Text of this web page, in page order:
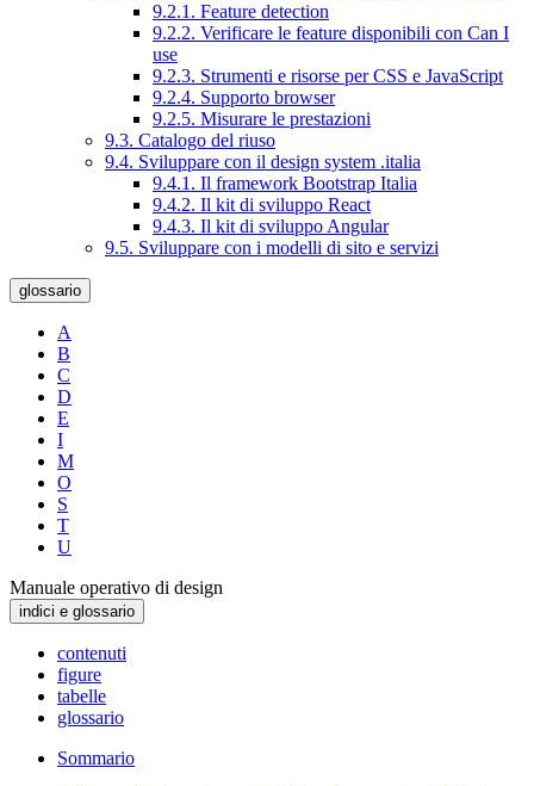
9.2.1. Feature detection
9.2.2. Verificare le feature disponibili con Can I
use
9.2.3. Strumenti e risorse per CSS e JavaScript
9.2.4. Supporto browser
9.2.5. Misurare le prestazioni
9.3. Catalogo del riuso
9.4. Sviluppare con il design system .italia
9.4.1. Il framework Bootstrap Italia
9.4.2. Il kit di sviluppo React
9.4.3. Il kit di sviluppo Angular
9.5. Sviluppare con i modelli di sito e servizi
glossario
A
B
C
D
E
I
M
O
S
T
U
Manuale operativo di design
indici e glossario
contenuti
figure
tabelle
glossario
Sommario